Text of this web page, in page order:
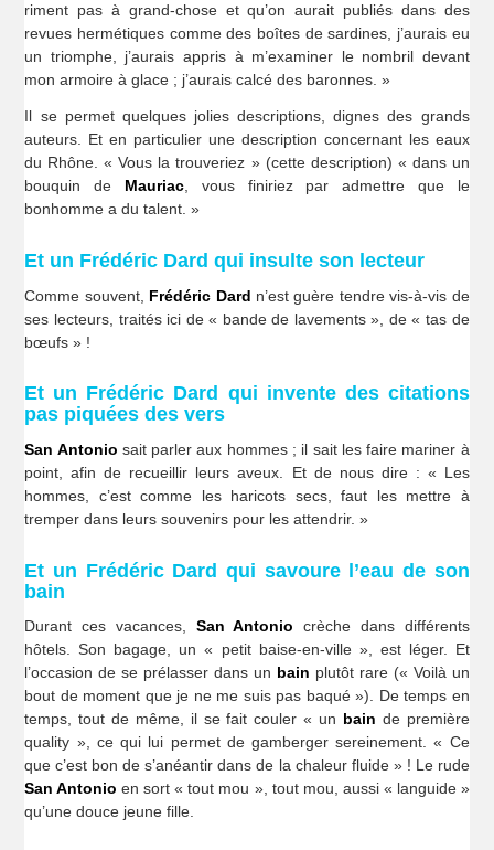
riment pas à grand-chose et qu’on aurait publiés dans des
revues hermétiques comme des boîtes de sardines, j’aurais eu
un triomphe, j’aurais appris à m’examiner le nombril devant
mon armoire à glace ; j’aurais calcé des baronnes. »
Il se permet quelques jolies descriptions, dignes des grands
auteurs. Et en particulier une description concernant les eaux
du Rhône. « Vous la trouveriez » (cette description) « dans un
bouquin de Mauriac, vous finiriez par admettre que le
bonhomme a du talent. »
Et un Frédéric Dard qui insulte son lecteur
Comme souvent, Frédéric Dard n’est guère tendre vis-à-vis de
ses lecteurs, traités ici de « bande de lavements », de « tas de
bœufs » !
Et un Frédéric Dard qui invente des citations
pas piquées des vers
San Antonio sait parler aux hommes ; il sait les faire mariner à
point, afin de recueillir leurs aveux. Et de nous dire : « Les
hommes, c’est comme les haricots secs, faut les mettre à
tremper dans leurs souvenirs pour les attendrir. »
Et un Frédéric Dard qui savoure l’eau de son
bain
Durant ces vacances, San Antonio crèche dans différents
hôtels. Son bagage, un « petit baise-en-ville », est léger. Et
l’occasion de se prélasser dans un bain plutôt rare (« Voilà un
bout de moment que je ne me suis pas baqué »). De temps en
temps, tout de même, il se fait couler « un bain de première
quality », ce qui lui permet de gamberger sereinement. « Ce
que c’est bon de s’anéantir dans de la chaleur fluide » ! Le rude
San Antonio en sort « tout mou », tout mou, aussi « languide »
qu’une douce jeune fille.